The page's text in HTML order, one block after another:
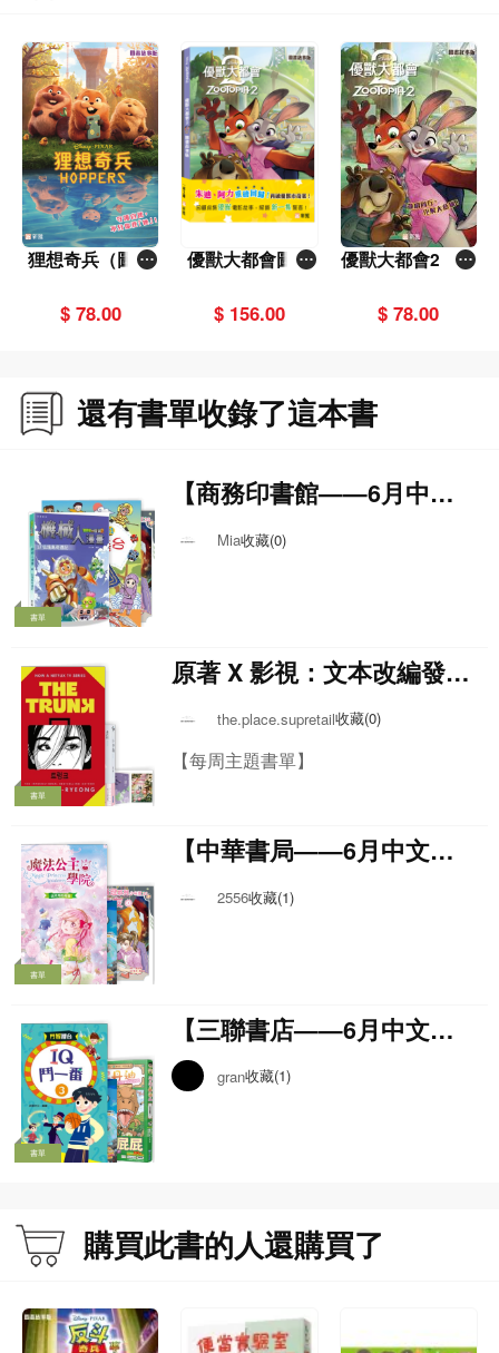
狸想奇兵（圖畫
$ 78.00
優獸大都會圖畫
冊）
$ 156.00
優獸大都會2（圖
$ 78.00
還有書單收錄了這本書
書單
【商務印書館——6月中文
兒童暢銷書榜】
Mia收藏(0)
書單
原著 X 影視：文本改編發展
更多可能
the.place.supretail收藏(0)
【每周主題書單】
書單
【中華書局——6月中文兒
童暢銷書榜】
2556收藏(1)
書單
【三聯書店——6月中文兒
童暢銷書榜】
gran收藏(1)
購買此書的人還購買了